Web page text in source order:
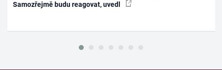
Samozřejmě budu reagovat, uvedl